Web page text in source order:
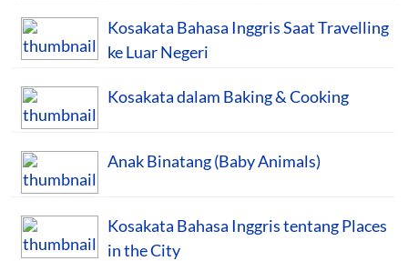
Kosakata Bahasa Inggris Saat Travelling
ke Luar Negeri
Kosakata dalam Baking & Cooking
Anak Binatang (Baby Animals)
Kosakata Bahasa Inggris tentang Places
in the City